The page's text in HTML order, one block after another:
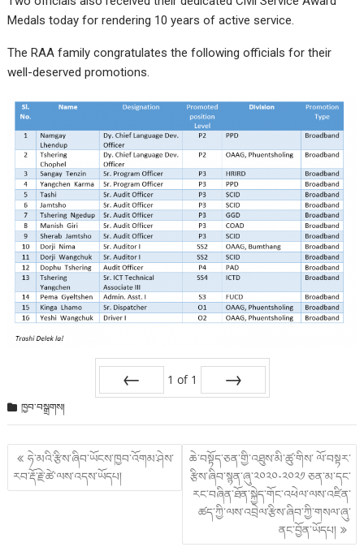
Medals today for rendering 10 years of active service.
The RAA family congratulates the following officials for their
well-deserved promotions.
1 of 1
ཁྱབ་བསྒྲགས།
Post
གི་
འགྲུལ་
ཧེ་མའི་རྩིས་ཞིབ་ཡོངས་ཁྱབ་འོགམ་ཤེས་
རབ་རྡོ་རྗེ་ཚེ་ལས་འདས་ཡོདཔ།
ཆེ་བསྟོད་ཅན་གྱི་འཐུས་མི་ཚུ་གིས་ ལོ་བསྟར་
རྩིས་ཞིབ་སྙན་ཞུ་༢༠༢༠-༢༠༢༡ ཅན་མ་དང་
རང་བཞིན་ཐོན་སྐྱེད་གོང་འཕེལ་ལས་འཛིན་
ཚད་ཀྱི་ལས་འབྲེལ་རྩིས་ཞིབ་ཀྱི་གསལ་ཞུ་
ནང་བྱོན་ཡོདཔ།